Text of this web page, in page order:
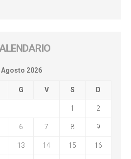
Agosto 2026
G V S D
1 2
6 7 8 9
13 14 15 16